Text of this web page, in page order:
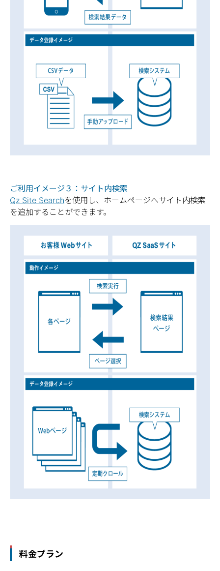
ご利用イメージ３：サイト内検索
Qz Site Searchを使用し、ホームページへサイト内検索
を追加することができます。
料金プラン